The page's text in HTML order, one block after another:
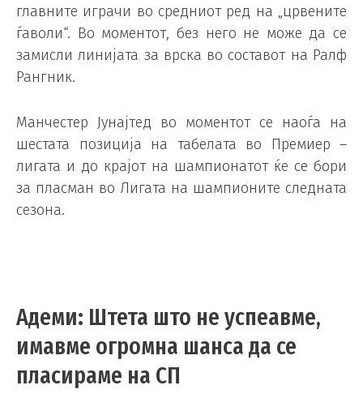
главните играчи во средниот ред на „црвените
ѓаволи“. Во моментот, без него не може да се
замисли линијата за врска во составот на Ралф
Рангник.
Манчестер Јунајтед во моментот се наоѓа на
шестата позиција на табелата во Премиер –
лигата и до крајот на шампионатот ќе се бори
за пласман во Лигата на шампионите следната
сезона.
Адеми: Штета што не успеавме,
имавме огромна шанса да се
пласираме на СП